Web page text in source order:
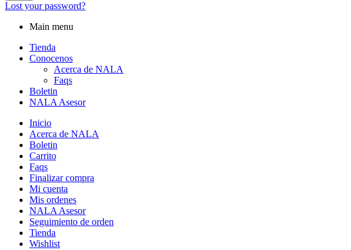
Lost your password?
Main menu
Tienda
Conocenos
Acerca de NALA
Faqs
Boletin
NALA Asesor
Inicio
Acerca de NALA
Boletin
Carrito
Faqs
Finalizar compra
Mi cuenta
Mis ordenes
NALA Asesor
Seguimiento de orden
Tienda
Wishlist